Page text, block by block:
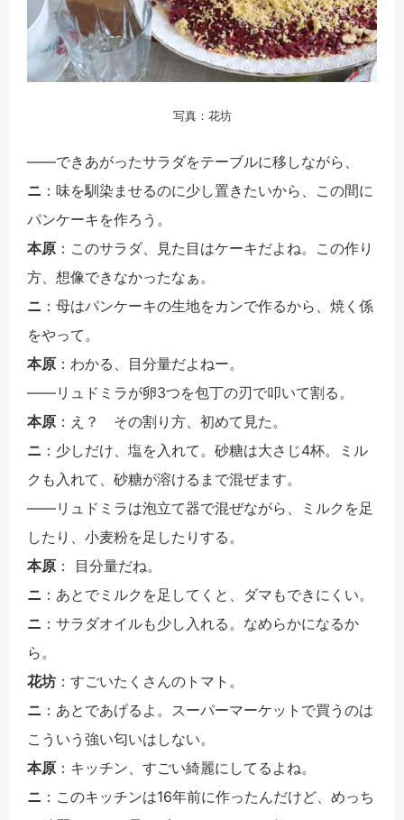
写真：花坊
――できあがったサラダをテーブルに移しながら、
ニ ：味を馴染ませるのに少し置きたいから、この間に
パンケーキを作ろう。
本原 ：このサラダ、見た目はケーキだよね。この作り
方、想像できなかったなぁ。
ニ ：母はパンケーキの生地をカンで作るから、焼く係
をやって。
本原 ：わかる、目分量だよねー。
――リュドミラが卵3つを包丁の刃で叩いて割る。
本原 ：え？ その割り方、初めて見た。
ニ ：少しだけ、塩を入れて。砂糖は大さじ4杯。ミル
クも入れて、砂糖が溶けるまで混ぜます。
――リュドミラは泡立て器で混ぜながら、ミルクを足
したり、小麦粉を足したりする。
本原 ： 目分量だね。
ニ ：あとでミルクを足してくと、ダマもできにくい。
ニ ：サラダオイルも少し入れる。なめらかになるか
ら。
花坊 ：すごいたくさんのトマト。
ニ ：あとであげるよ。スーパーマーケットで買うのは
こういう強い匂いはしない。
本原 ：キッチン、すごい綺麗にしてるよね。
ニ ：このキッチンは16年前に作ったんだけど、めっち